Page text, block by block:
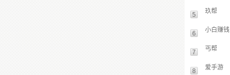
5 玖帮
6 小白赚钱
7 丐帮
8 爱手游